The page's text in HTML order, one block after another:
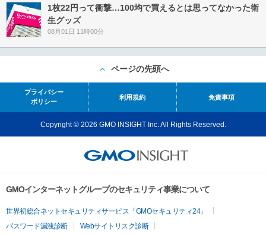
1枚22円って衝撃…100均で買えるとは思ってなかった衛
生グッズ
08月01日 11時00分
ページの先頭へ
プライバシー
ポリシー
利用規約 免責事項
Copyright © 2026 GMO INSIGHT Inc. All Rights Reserved.
GMOインターネットグループのセキュリティ事業について
世界初総合ネットセキュリティサービス「GMOセキュリティ24」
パスワード漏洩診断
Webサイトリスク診断